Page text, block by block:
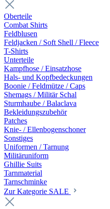
Oberteile
Combat Shirts
Feldblusen
Feldjacken / Soft Shell / Fleece
T-Shirts
Unterteile
Kampfhose / Einsatzhose
Hals- und Kopfbedeckungen
Boonie / Feldmütze / Caps
Shemags / Militär Schal
Sturmhaube / Balaclava
Bekleidungszubehör
Patches
Knie- / Ellenbogenschoner
Sonstiges
Uniformen / Tarnung
Militäruniform
Ghillie Suits
Tarnmaterial
Tarnschminke
Zur Kategorie SALE